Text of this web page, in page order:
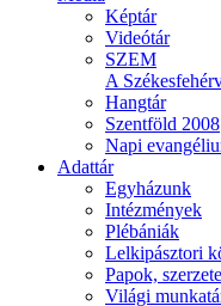
Képtár
Videótár
SZEM
A
Hangtár
Szentföld 2008
Napi
Adattár
Egyházunk
Intézmények
Plébániák
Lelkipásztori
Papok,
Világi